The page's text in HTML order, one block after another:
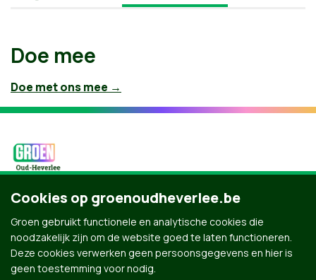
Doe mee
Doe met ons mee →
Contact
Cookies op groenoudheverlee.be
Groen gebruikt functionele en analytische cookies die
noodzakelijk zijn om de website goed te laten functioneren.
Deze cookies verwerken geen persoonsgegevens en hier is
geen toestemming voor nodig.